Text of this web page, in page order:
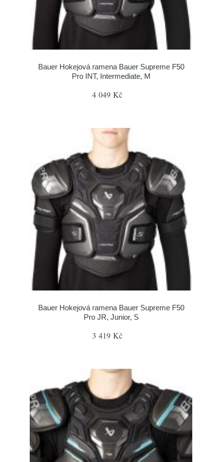
Bauer Hokejová ramena Bauer Supreme F50
Pro INT, Intermediate, M
4 049 Kč
Bauer Hokejová ramena Bauer Supreme F50
Pro JR, Junior, S
3 419 Kč